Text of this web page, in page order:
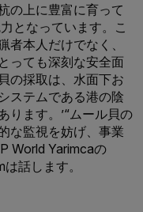
の上に豊富に育って
となっています。こ
本人だけでなく、
っても深刻な安全面
の採取は、水面下お
ステムである港の陰
ります。’“ムール貝の
な監視を妨げ、事業
World Yarimcaの
話します。